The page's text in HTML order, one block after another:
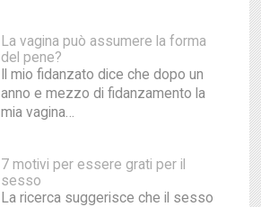
La vagina può assumere la forma
del pene?
Il mio fidanzato dice che dopo un
anno e mezzo di fidanzamento la
mia vagina…
7 motivi per essere grati per il
sesso
La ricerca suggerisce che il sesso